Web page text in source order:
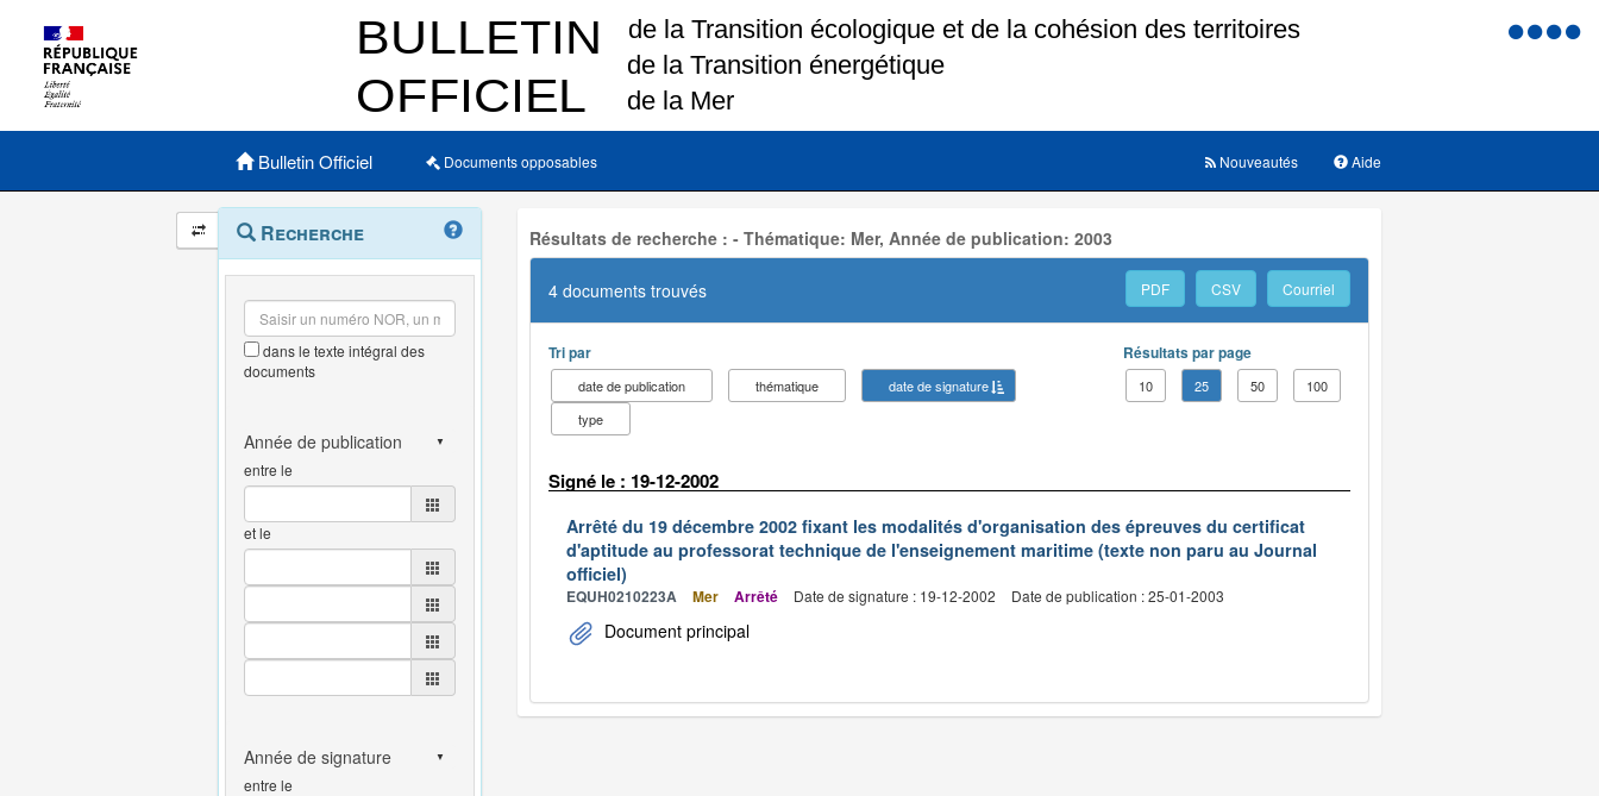
Menu
Menu principal
Bulletin Officiel Documents opposables Aide
Nouveautés
Navigation
et
outils
annexes
Menu
contextuel
Recherche
dans le texte intégral des
documents
entre le
et le
entre le
Résultats de recherche : - Thématique: Mer, Année de publication: 2003
4 documents trouvés PDF CSV Courriel
Tri par
date de publication thématique
date de signature
type
Résultats par page
10 25 50 100
Signé le : 19-12-2002
Arrêté du 19 décembre 2002 fixant les modalités d'organisation des épreuves du certificat
d'aptitude au professorat technique de l'enseignement maritime (texte non paru au Journal
officiel)
EQUH0210223A Mer Arrêté Date de signature : 19-12-2002 Date de publication : 25-01-2003
Document principal